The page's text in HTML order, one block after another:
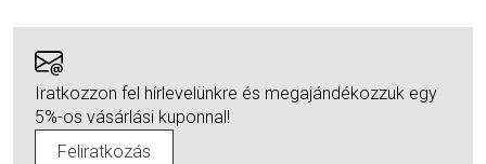
Iratkozzon fel hírlevelünkre és megajándékozzuk egy
5%-os vásárlási kuponnal!
Feliratkozás